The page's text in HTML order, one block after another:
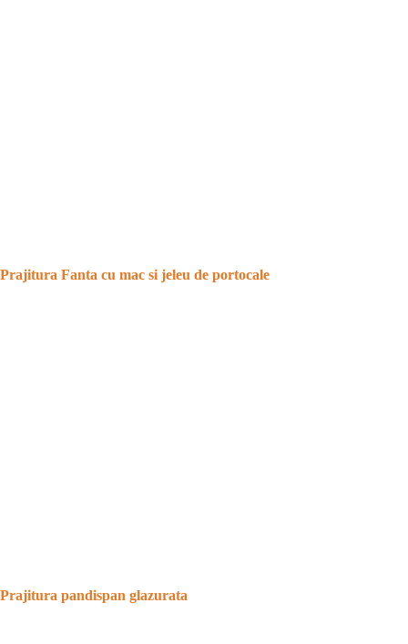
Prajitura Fanta cu mac si jeleu de portocale
Prajitura pandispan glazurata